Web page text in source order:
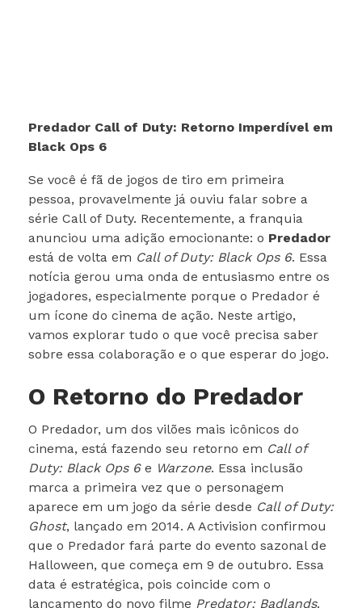
Predador Call of Duty: Retorno Imperdível em
Black Ops 6
Se você é fã de jogos de tiro em primeira
pessoa, provavelmente já ouviu falar sobre a
série Call of Duty. Recentemente, a franquia
anunciou uma adição emocionante: o Predador
está de volta em Call of Duty: Black Ops 6. Essa
notícia gerou uma onda de entusiasmo entre os
jogadores, especialmente porque o Predador é
um ícone do cinema de ação. Neste artigo,
vamos explorar tudo o que você precisa saber
sobre essa colaboração e o que esperar do jogo.
O Retorno do Predador
O Predador, um dos vilões mais icônicos do
cinema, está fazendo seu retorno em Call of
Duty: Black Ops 6e Warzone. Essa inclusão
marca a primeira vez que o personagem
aparece em um jogo da série desde Call of Duty:
Ghost, lançado em 2014. A Activision confirmou
que o Predador fará parte do evento sazonal de
Halloween, que começa em 9 de outubro. Essa
data é estratégica, pois coincide com o
lançamento do novo filme Predator: Badlands.